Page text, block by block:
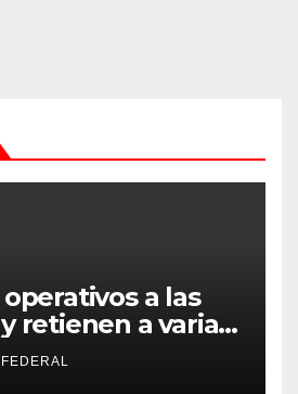
a las
retienen a varias